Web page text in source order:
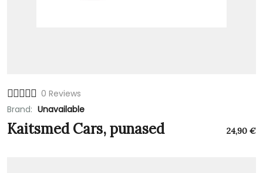
0 Reviews
Brand: Unavailable
Kaitsmed Cars, punased 24,90 €